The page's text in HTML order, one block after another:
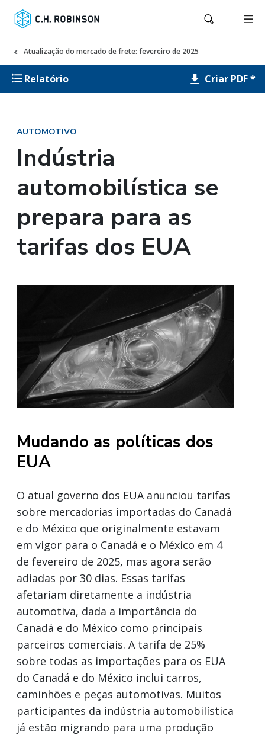
Atualização do mercado de frete: fevereiro de 2025
Relatório Criar PDF *
AUTOMOTIVO
Indústria
automobilística se
prepara para as
tarifas dos EUA
Mudando as políticas dos
EUA
O atual governo dos EUA anunciou tarifas
sobre mercadorias importadas do Canadá
e do México que originalmente estavam
em vigor para o Canadá e o México em 4
de fevereiro de 2025, mas agora serão
adiadas por 30 dias. Essas tarifas
afetariam diretamente a indústria
automotiva, dada a importância do
Canadá e do México como principais
parceiros comerciais. A tarifa de 25%
sobre todas as importações para os EUA
do Canadá e do México inclui carros,
caminhões e peças automotivas. Muitos
participantes da indústria automobilística
já estão migrando para uma produção